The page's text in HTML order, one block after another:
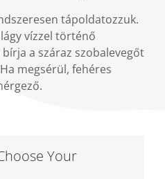
tápoldatozzuk.
vízzel történő
a száraz szobalevegőt
megsérül, fehéres
Your